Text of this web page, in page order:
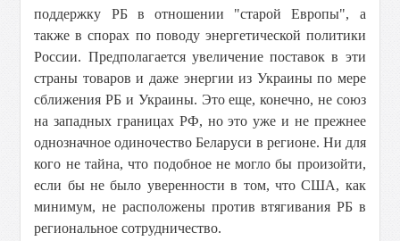
поддержку РБ в отношении "старой Европы", а
также в спорах по поводу энергетической политики
России. Предполагается увеличение поставок в эти
страны товаров и даже энергии из Украины по мере
сближения РБ и Украины. Это еще, конечно, не союз
на западных границах РФ, но это уже и не прежнее
однозначное одиночество Беларуси в регионе. Ни для
кого не тайна, что подобное не могло бы произойти,
если бы не было уверенности в том, что США, как
минимум, не расположены против втягивания РБ в
региональное сотрудничество.